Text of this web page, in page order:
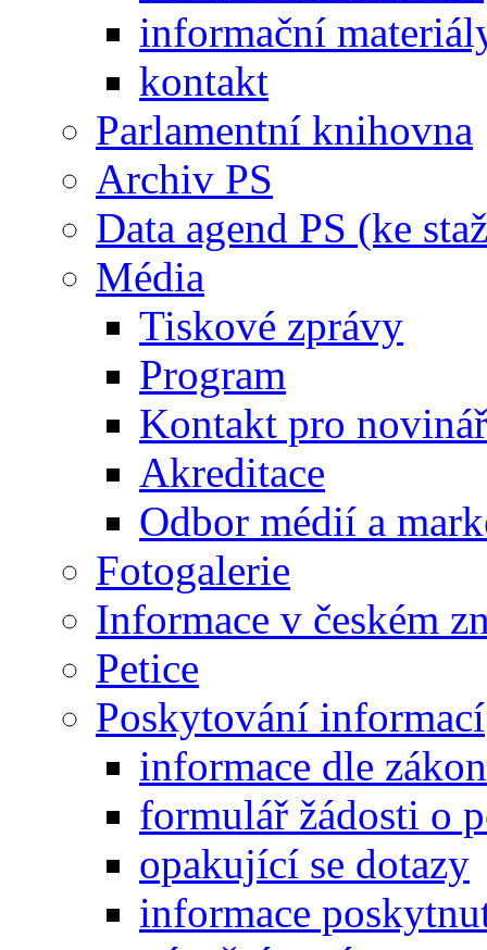
informační
kontakt
Parlamentní knihovna
Archiv PS
Data agend PS (ke
Média
Tiskové zprávy
Program
Kontakt pro
Akreditace
Odbor médií a
Fotogalerie
Informace v českém
Petice
Poskytování informací
informace dle
formulář žádosti o
opakující se dotazy
informace